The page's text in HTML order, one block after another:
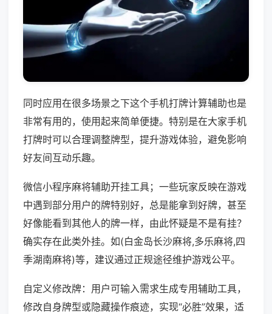
同时应用在很多场景之下这个手机打牌计算辅助也是
非常有用的，使用起来简单便捷。特别是在大家手机
打牌时可以合理调整牌型，提升游戏体验，避免影响
好友间互动乐趣。
微信小程序麻将辅助开挂工具；一些玩家反映在游戏
中遇到部分用户的牌特别好，总是能拿到好牌，甚至
好像能看到其他人的牌一样，由此怀疑是不是有挂？
确实存在此类外挂。如(白金岛长沙麻将,多乐麻将,四
季湖南麻将)等，建议通过正规途径维护游戏公平。
自定义修改牌：用户可输入需求生成专用辅助工具，
修改自身牌型或隐藏操作痕迹，实现“必胜”效果，适